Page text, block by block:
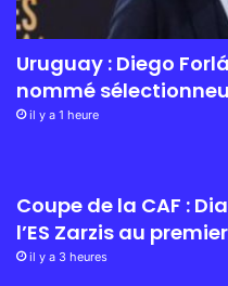
Uruguay : Diego
nommé
il y a 1 heure
Coupe de la CAF :
l’ES Zarzis au
il y a 3 heures